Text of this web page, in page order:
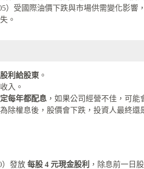
）受國際油價下跌與市場供需變化影響
。
利給股東 。
入。
每年都配息 ，如果公司經營不佳，可能
為除權息後，股價會下跌，投資人最終還
）發放 每股 4 元現金股利 ，除息前一日